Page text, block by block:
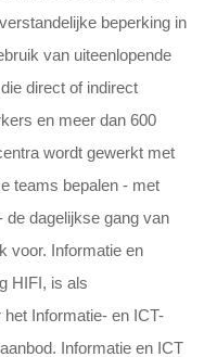
beperking in
van uiteenlopende
direct of indirect
en meer dan 600
wordt gewerkt met
teams bepalen - met
de dagelijkse gang van
voor. Informatie en
HIFI, is als
Informatie- en ICT-
Informatie en ICT